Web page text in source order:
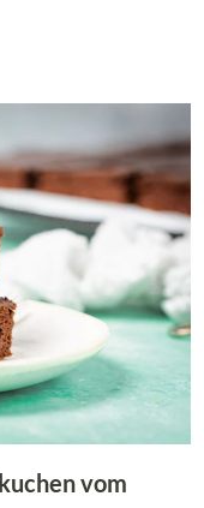
vom